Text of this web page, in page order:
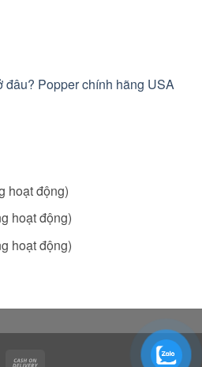
đâu? Popper chính hãng USA
hoạt động)
hoạt động)
hoạt động)